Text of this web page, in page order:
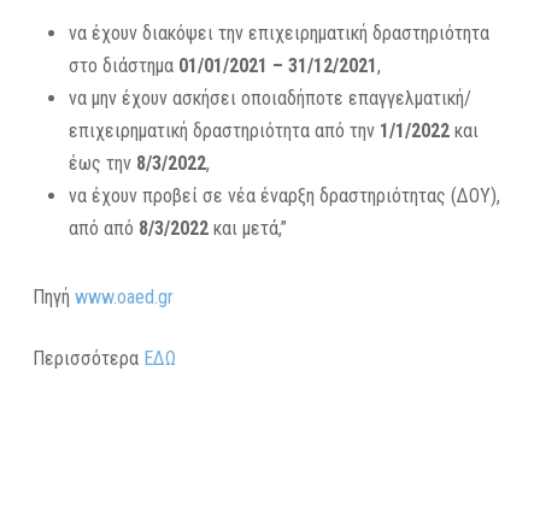
να έχουν διακόψει την επιχειρηματική δραστηριότητα
στο διάστημα 01/01/2021 – 31/12/2021,
να μην έχουν ασκήσει οποιαδήποτε επαγγελματική/
επιχειρηματική δραστηριότητα από την 1/1/2022και
έως την 8/3/2022,
να έχουν προβεί σε νέα έναρξη δραστηριότητας (ΔΟΥ),
από από 8/3/2022και μετά,”
Πηγή www.oaed.gr
Περισσότερα ΕΔΩ